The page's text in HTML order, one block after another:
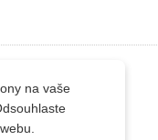
měsíců.
na vaše